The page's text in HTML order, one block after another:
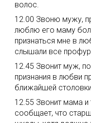
волос.
12.00 Звоню мужу,
люблю его маму
признаться мне в
слышали все
12.45 Звонит муж,
признания в любви
ближайшей
12.55 Звонит мама
сообщает, что